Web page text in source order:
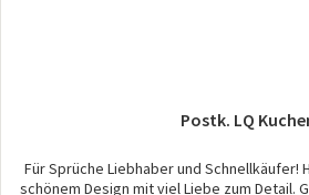
Postk. LQ
Für Sprüche Liebhaber und
schönem Design mit viel Liebe zum Detail.